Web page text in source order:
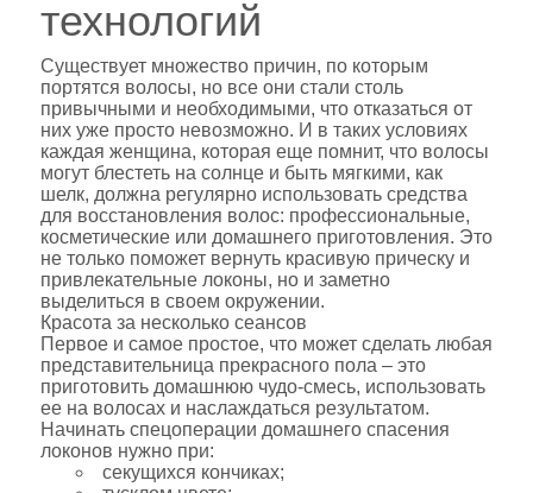
технологий
Существует множество причин, по которым
портятся волосы, но все они стали столь
привычными и необходимыми, что отказаться от
них уже просто невозможно. И в таких условиях
каждая женщина, которая еще помнит, что волосы
могут блестеть на солнце и быть мягкими, как
шелк, должна регулярно использовать средства
для восстановления волос: профессиональные,
косметические или домашнего приготовления. Это
не только поможет вернуть красивую прическу и
привлекательные локоны, но и заметно
выделиться в своем окружении.
Красота за несколько сеансов
Первое и самое простое, что может сделать любая
представительница прекрасного пола – это
приготовить домашнюю чудо-смесь, использовать
ее на волосах и наслаждаться результатом.
Начинать спецоперации домашнего спасения
локонов нужно при:
секущихся кончиках;